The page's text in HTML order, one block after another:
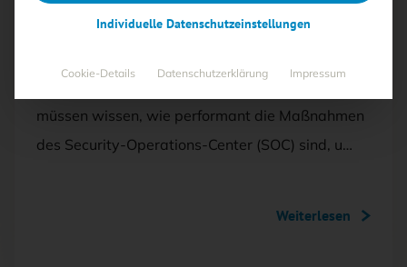
SOC-KPIs für das KI-Zeitalter
jeder Cybersecurity-Strategie – Unternehmen
müssen wissen, wie performant die Maßnahmen
des Security-Operations-Center (SOC) sind, u…
Weiterlesen
Individuelle Datenschutzeinstellungen
Cookie-Details Datenschutzerklärung Impressum